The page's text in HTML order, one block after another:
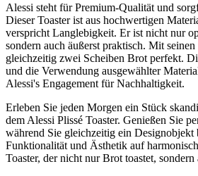
Alessi steht für Premium-Qualität und
Dieser Toaster ist aus hochwertigen
verspricht Langlebigkeit. Er ist nicht nur
sondern auch äußerst praktisch. Mit
gleichzeitig zwei Scheiben Brot perfekt.
und die Verwendung ausgewählter
Alessi's Engagement für Nachhaltigkeit.
Erleben Sie jeden Morgen ein Stück
dem Alessi Plissé Toaster. Genießen Sie
während Sie gleichzeitig ein Designobjekt
Funktionalität und Ästhetik auf
Toaster, der nicht nur Brot toastet, sondern